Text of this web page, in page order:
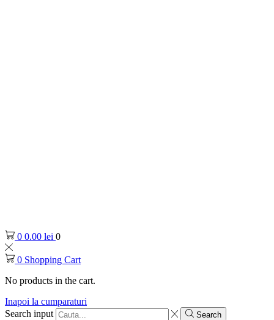
0 0.00 lei 0
0 Shopping Cart
No products in the cart.
Inapoi la cumparaturi
Search input
Search